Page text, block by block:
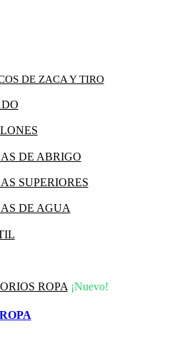
DE ZACA Y TIRO
DE ABRIGO
SUPERIORES
DE AGUA
ROPA ¡Nuevo!